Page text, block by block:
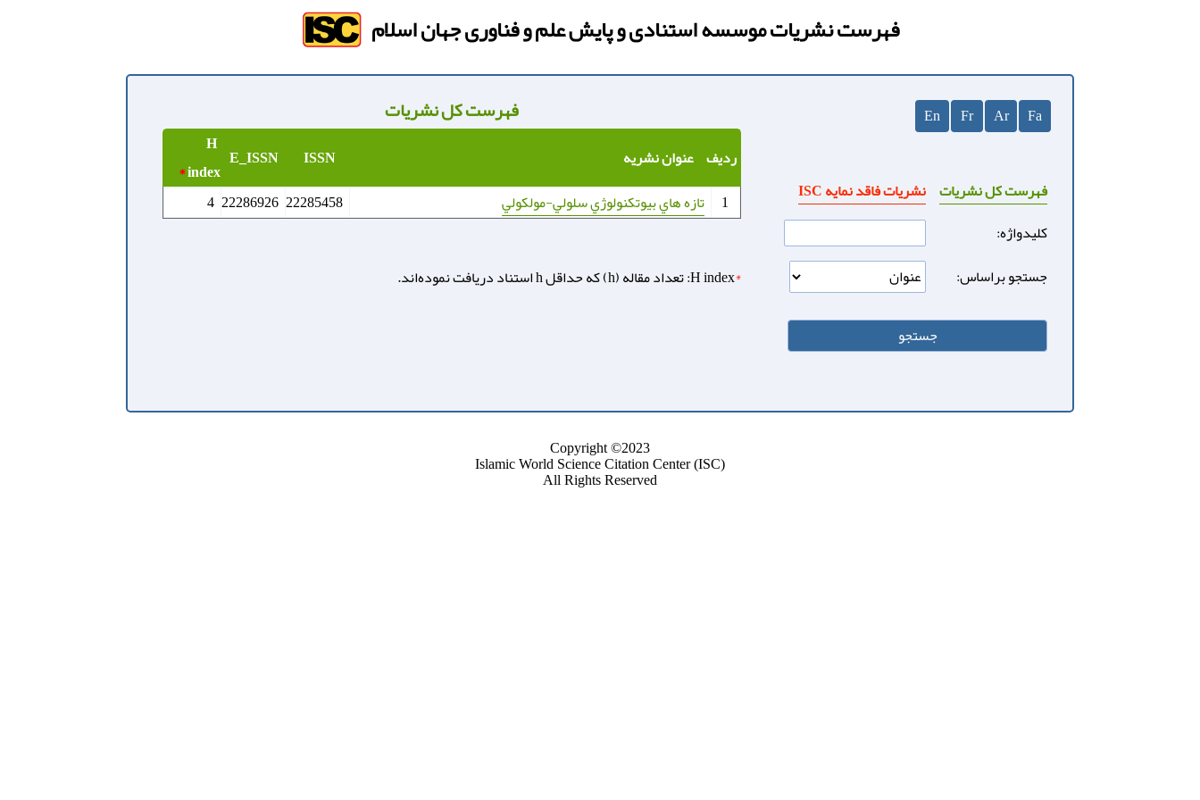
فهرست نشریات موسسه استنادی و پایش علم و فناوری جهان اسلام
Fa
Ar
Fr
En
فهرست کل نشریات نشریات فاقد نمایه ISC
کلیدواژه:
جستجو براساس:
فهرست کل نشریات
ردیف عنوان نشریه ISSN
E_ISSN
H
index
*
1 تازه هاي بيوتكنولوژي سلولي-مولكولي 22285458
22286926
4
*H index: تعداد مقاله (h) که حداقل h استناد دریافت نموده‌اند.
Copyright ©2023
Islamic World Science Citation Center (ISC)
All Rights Reserved